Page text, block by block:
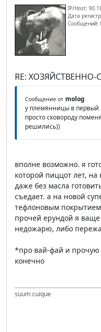
IP/Host:
Дата
Сообщений:
RE:
Сообщение от molog
у племянницы в первый
просто сковороду
решились))
вполне возможно. я
которой пиццот лет,
даже без масла
съедает. а на новой
тефлоновым
прочей ерундой я
недожарю, либо
*про вай-фай и прочую
конечно
suum cuique